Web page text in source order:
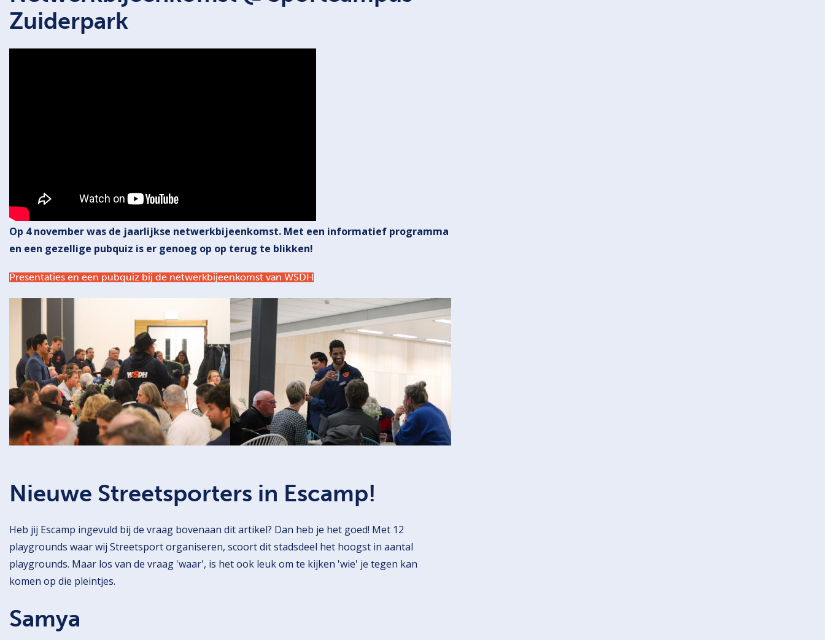
Zuiderpark
Op 4 november was de jaarlijkse netwerkbijeenkomst. Met een informatief programma
en een gezellige pubquiz is er genoeg op op terug te blikken!
Presentaties en een pubquiz bij de netwerkbijeenkomst van WSDH
Nieuwe Streetsporters in Escamp!
Heb jij Escamp ingevuld bij de vraag bovenaan dit artikel? Dan heb je het goed! Met 12
playgrounds waar wij Streetsport organiseren, scoort dit stadsdeel het hoogst in aantal
playgrounds. Maar los van de vraag 'waar', is het ook leuk om te kijken 'wie' je tegen kan
komen op die pleintjes.
Samya